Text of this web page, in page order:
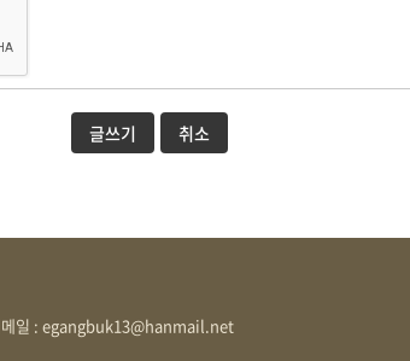
글쓰기 취소
일 : egangbuk13@hanmail.net